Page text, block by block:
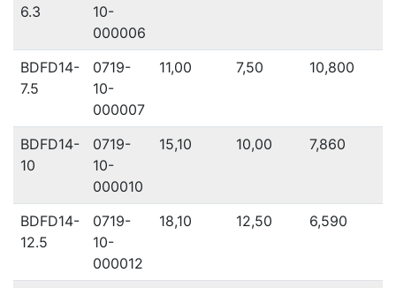
6.3
10-
000006
BDFD14-
7.5
0719-
10-
000007
11,00 7,50 10,800
BDFD14-
10
0719-
10-
000010
15,10 10,00 7,860
BDFD14-
12.5
0719-
10-
000012
18,10 12,50 6,590